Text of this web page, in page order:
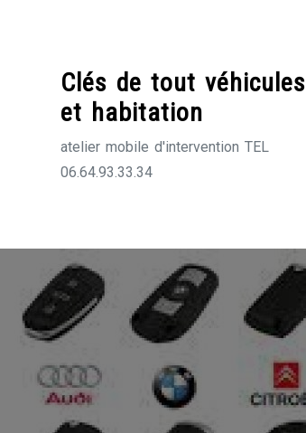
Clés de tout véhicules
et habitation
atelier mobile d'intervention TEL
06.64.93.33.34